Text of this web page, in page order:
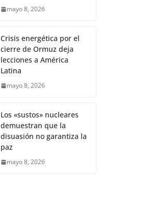
mayo 8, 2026
Crisis energética por el
cierre de Ormuz deja
lecciones a América
Latina
mayo 8, 2026
Los «sustos» nucleares
demuestran que la
disuasión no garantiza la
paz
mayo 8, 2026